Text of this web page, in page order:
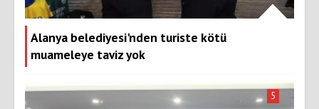
Alanya belediyesi'nden turiste kötü
muameleye taviz yok
5